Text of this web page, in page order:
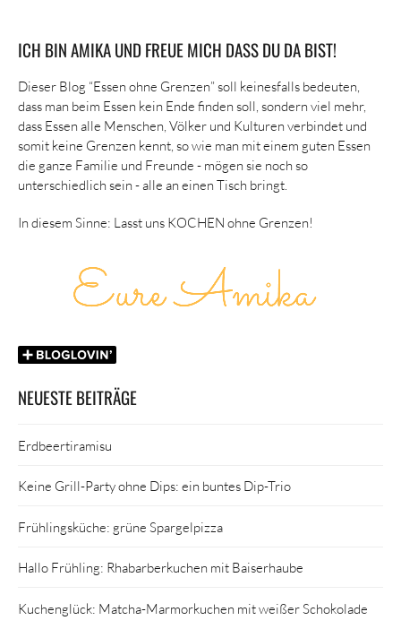
ICH BIN AMIKA UND FREUE MICH DASS DU DA BIST!
Dieser Blog “Essen ohne Grenzen” soll keinesfalls bedeuten,
dass man beim Essen kein Ende finden soll, sondern viel mehr,
dass Essen alle Menschen, Völker und Kulturen verbindet und
somit keine Grenzen kennt, so wie man mit einem guten Essen
die ganze Familie und Freunde - mögen sie noch so
unterschiedlich sein - alle an einen Tisch bringt.
In diesem Sinne: Lasst uns KOCHEN ohne Grenzen!
NEUESTE BEITRÄGE
Erdbeertiramisu
Keine Grill-Party ohne Dips: ein buntes Dip-Trio
Frühlingsküche: grüne Spargelpizza
Hallo Frühling: Rhabarberkuchen mit Baiserhaube
Kuchenglück: Matcha-Marmorkuchen mit weißer Schokolade